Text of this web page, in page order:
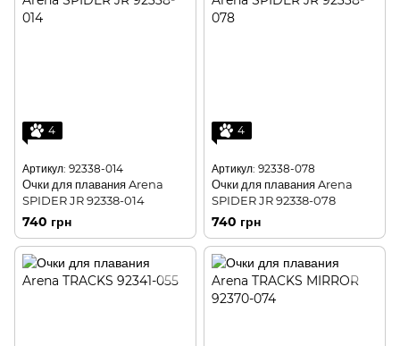
4
Артикул: 92338-014
Очки для плавания Arena
SPIDER JR 92338-014
740 грн
4
Артикул: 92338-078
Очки для плавания Arena
SPIDER JR 92338-078
740 грн